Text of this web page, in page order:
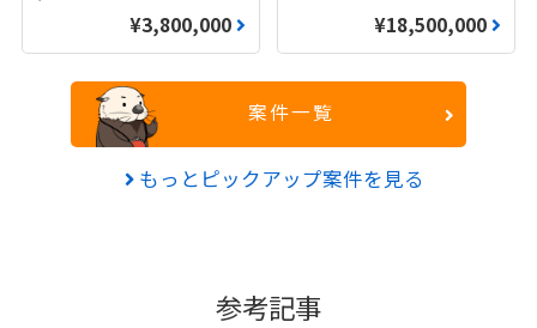
¥3,800,000 ¥18,500,000
案件一覧
もっとピックアップ案件を見る
参考記事